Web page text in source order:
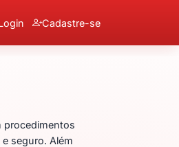
Cadastre-se
procedimentos
seguro. Além